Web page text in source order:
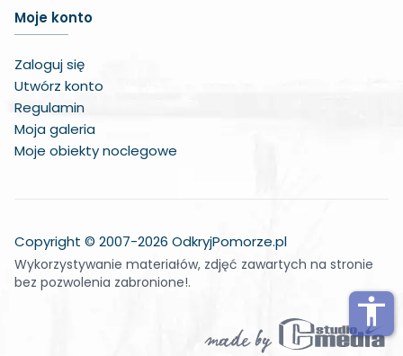
Moje konto
Zaloguj się
Utwórz konto
Regulamin
Moja galeria
Moje obiekty noclegowe
Copyright © 2007-2026 OdkryjPomorze.pl
Wykorzystywanie materiałów, zdjęć zawartych na stronie
bez pozwolenia zabronione!.
accessibility
Negatywne kolory
Wskaźnik do czytania
Wyłącz animacje